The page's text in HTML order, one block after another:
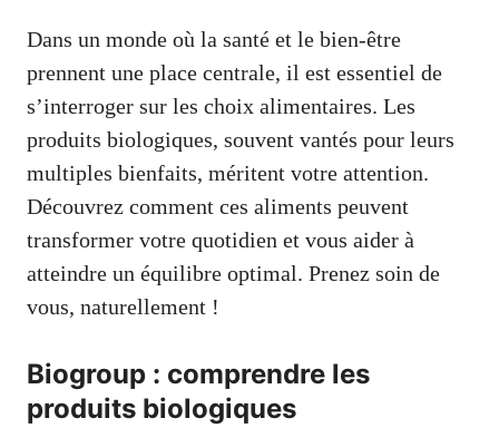
Dans un monde où la santé et le bien-être
prennent une place centrale, il est essentiel de
s’interroger sur les choix alimentaires. Les
produits biologiques, souvent vantés pour leurs
multiples bienfaits, méritent votre attention.
Découvrez comment ces aliments peuvent
transformer votre quotidien et vous aider à
atteindre un équilibre optimal. Prenez soin de
vous, naturellement !
Biogroup : comprendre les
produits biologiques